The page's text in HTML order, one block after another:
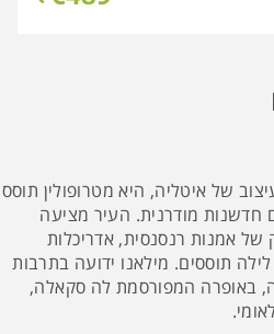
של איטליה, היא מטרופולין תוסס
מודרנית. העיר מציעה
אמנות רנסנסית, אדריכלות
לילה תוססים. מילאנו ידועה בתרבות
באופרה המפורסמת לה סקאלה,